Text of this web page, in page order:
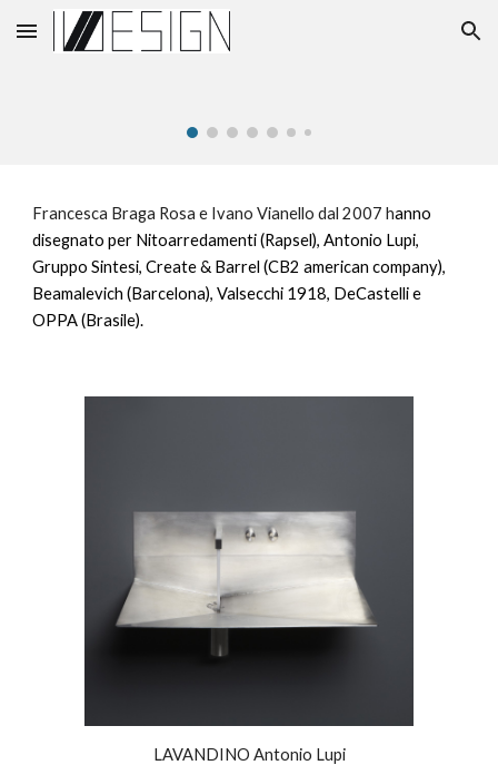
Skip to main content Skip to navigation
Francesca Braga Rosa e Ivano Vianello dal 2007 hanno
disegnato per Nitoarredamenti (Rapsel), Antonio Lupi,
Gruppo Sintesi, Create & Barrel (CB2 american company),
Beamalevich (Barcelona), Valsecchi 1918, DeCastelli e
OPPA (Brasile).
LAVANDINO Antonio Lupi